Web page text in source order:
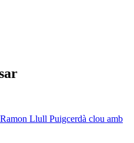
Llull Puigcerdà clou amb